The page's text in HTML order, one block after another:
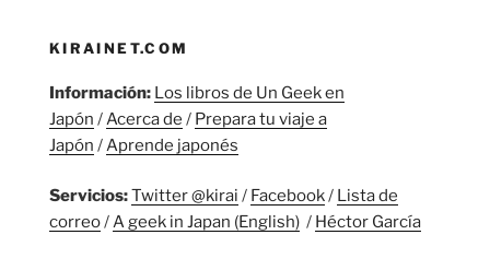
KIRAINET.COM
Información: Los libros de Un Geek en
Japón /Acerca de / Prepara tu viaje a
Japón /Aprende japonés
Servicios:Twitter @kirai / Facebook/ Lista de
correo/A geek in Japan (English) / Héctor García